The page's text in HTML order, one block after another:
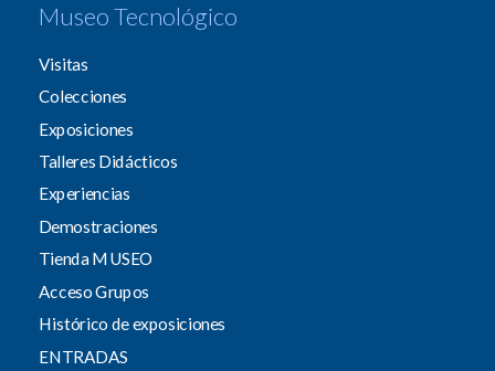
Museo Tecnológico
Visitas
Colecciones
Exposiciones
Talleres Didácticos
Experiencias
Demostraciones
Tienda MUSEO
Acceso Grupos
Histórico de exposiciones
ENTRADAS